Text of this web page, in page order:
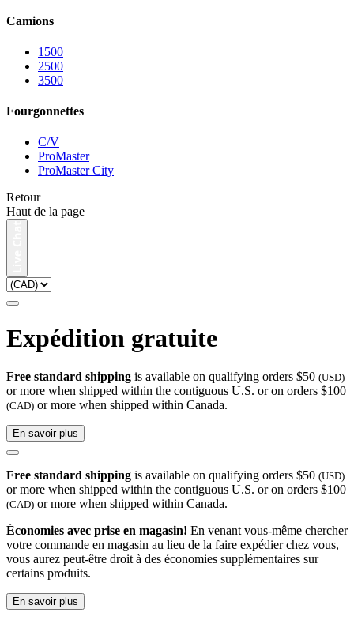
Camions
1500
2500
3500
Fourgonnettes
C/V
ProMaster
ProMaster City
Retour
Haut de la page
Expédition gratuite
Free standard shipping is available on qualifying orders $50 (USD)
or more when shipped within the contiguous U.S. or on orders $100
(CAD) or more when shipped within Canada.
En savoir plus
Free standard shipping is available on qualifying orders $50 (USD)
or more when shipped within the contiguous U.S. or on orders $100
(CAD) or more when shipped within Canada.
Économies avec prise en magasin! En venant vous-même chercher
votre commande en magasin au lieu de la faire expédier chez vous,
vous aurez peut-être droit à des économies supplémentaires sur
certains produits.
En savoir plus